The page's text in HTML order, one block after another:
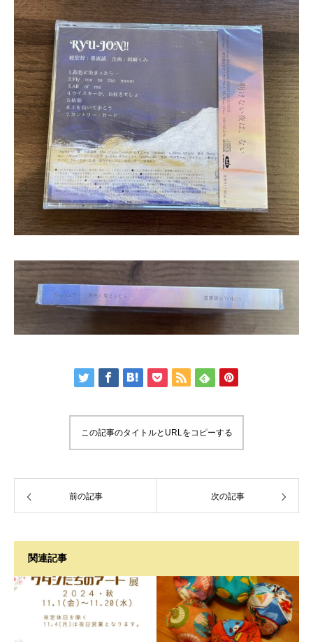
この記事のタイトルとURLをコピーする
前の記事 次の記事
関連記事